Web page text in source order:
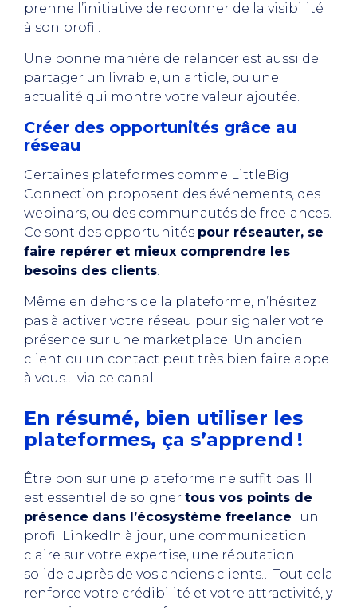
prenne l’initiative de redonner de la visibilité
à son profil.
Une bonne manière de relancer est aussi de
partager un livrable, un article, ou une
actualité qui montre votre valeur ajoutée.
Créer des opportunités grâce au
réseau
Certaines plateformes comme LittleBig
Connection proposent des événements, des
webinars, ou des communautés de freelances.
Ce sont des opportunités pour réseauter, se
faire repérer et mieux comprendre les
besoins des clients.
Même en dehors de la plateforme, n’hésitez
pas à activer votre réseau pour signaler votre
présence sur une marketplace. Un ancien
client ou un contact peut très bien faire appel
à vous… via ce canal.
En résumé, bien utiliser les
plateformes, ça s’apprend !
Être bon sur une plateforme ne suffit pas. Il
est essentiel de soigner tous vos points de
présence dans l’écosystème freelance : un
profil LinkedIn à jour, une communication
claire sur votre expertise, une réputation
solide auprès de vos anciens clients… Tout cela
renforce votre crédibilité et votre attractivité, y